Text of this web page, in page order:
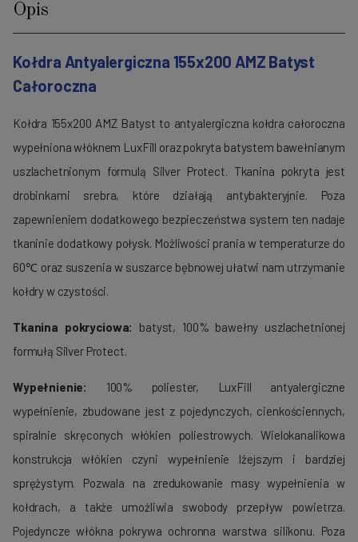
Opis
Kołdra Antyalergiczna 155x200 AMZ Batyst
Całoroczna
Kołdra 155x200 AMZ Batyst to antyalergiczna kołdra całoroczna
wypełniona włóknem LuxFill oraz pokryta batystem bawełnianym
uszlachetnionym formulą Silver Protect. Tkanina pokryta jest
drobinkami srebra, które działają antybakteryjnie. Poza
zapewnieniem dodatkowego bezpieczeństwa system ten nadaje
tkaninie dodatkowy połysk. Możliwości prania w temperaturze do
60℃ oraz suszenia w suszarce bębnowej ułatwi nam utrzymanie
kołdry w czystości.
Tkanina pokryciowa:
batyst, 100% bawełny uszlachetnionej
formułą Silver Protect.
Wypełnienie:
100% poliester, LuxFill antyalergiczne
wypełnienie, zbudowane jest z pojedynczych, cienkościennych,
spiralnie skręconych włókien poliestrowych. Wielokanalikowa
konstrukcja włókien czyni wypełnienie lżejszym i bardziej
sprężystym. Pozwala na zredukowanie masy wypełnienia w
kołdrach, a także umożliwia swobody przepływ powietrza.
Pojedyncze włókna pokrywa ochronna warstwa silikonu. Poza